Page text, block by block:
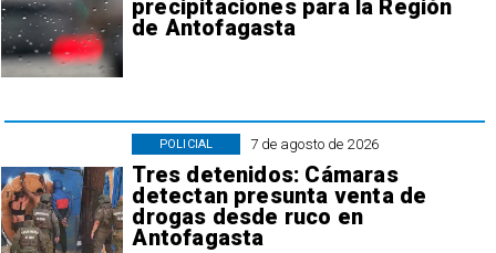
precipitaciones para la Región
de Antofagasta
7 de agosto de 2026
Tres detenidos: Cámaras
detectan presunta venta de
drogas desde ruco en
Antofagasta
POLICIAL